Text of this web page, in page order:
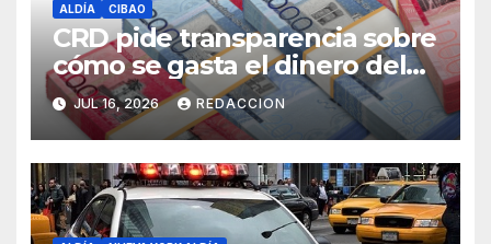
ALDÍA CIBAO
CRD pide transparencia sobre
cómo se gasta el dinero del
Seguro Familiar de Salud
JUL 16, 2026 REDACCION